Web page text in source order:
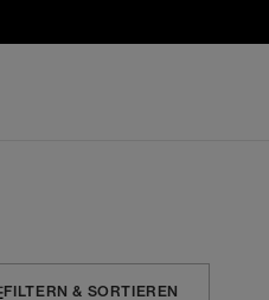
FILTERN & SORTIEREN